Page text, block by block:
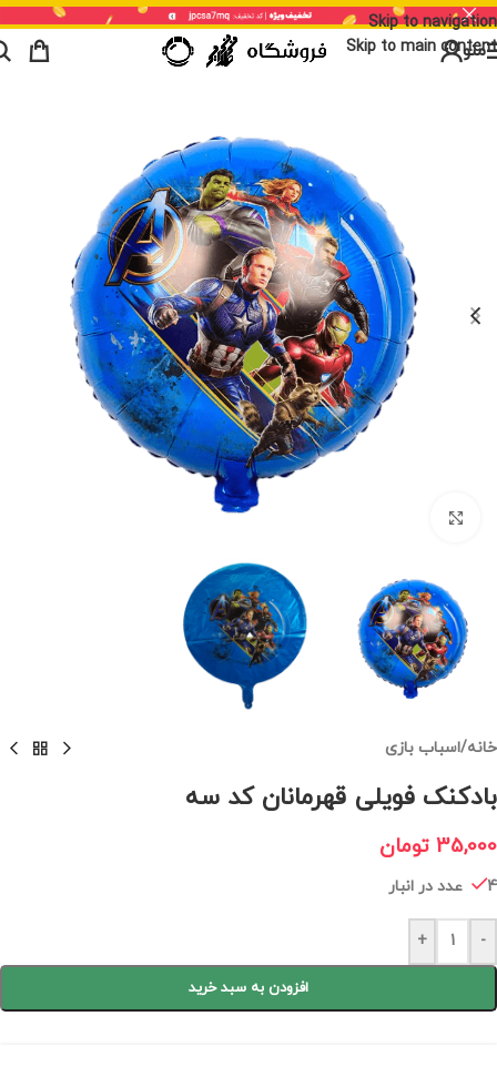
Skip to navigation
Skip to main content
منو
خانه/اسباب بازی
بادکنک فویلی قهرمانان کد سه
35,000 تومان
4 عدد در انبار
-
+
افزودن به سبد خرید